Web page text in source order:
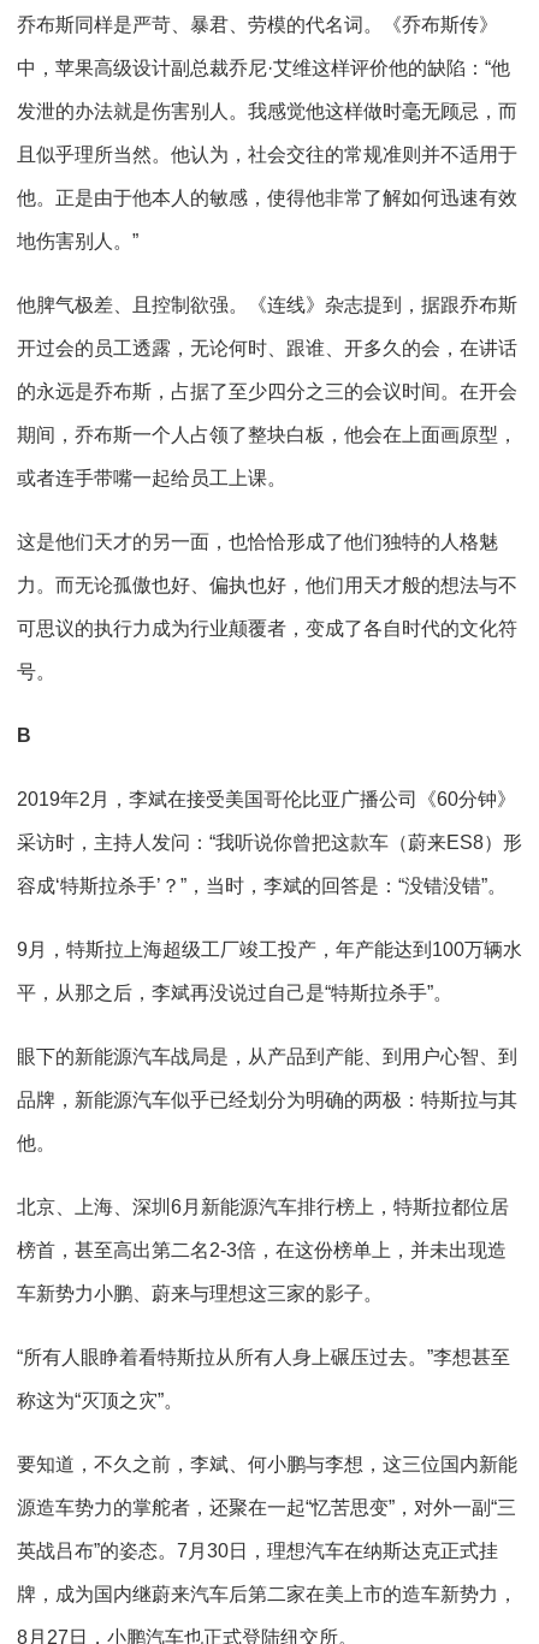
乔布斯同样是严苛、暴君、劳模的代名词。《乔布斯传》
中，苹果高级设计副总裁乔尼·艾维这样评价他的缺陷：“他
发泄的办法就是伤害别人。我感觉他这样做时毫无顾忌，而
且似乎理所当然。他认为，社会交往的常规准则并不适用于
他。正是由于他本人的敏感，使得他非常了解如何迅速有效
地伤害别人。”
他脾气极差、且控制欲强。《连线》杂志提到，据跟乔布斯
开过会的员工透露，无论何时、跟谁、开多久的会，在讲话
的永远是乔布斯，占据了至少四分之三的会议时间。在开会
期间，乔布斯一个人占领了整块白板，他会在上面画原型，
或者连手带嘴一起给员工上课。
这是他们天才的另一面，也恰恰形成了他们独特的人格魅
力。而无论孤傲也好、偏执也好，他们用天才般的想法与不
可思议的执行力成为行业颠覆者，变成了各自时代的文化符
号。
B
2019年2月，李斌在接受美国哥伦比亚广播公司《60分钟》
采访时，主持人发问：“我听说你曾把这款车（蔚来ES8）形
容成‘特斯拉杀手’？”，当时，李斌的回答是：“没错没错”。
9月，特斯拉上海超级工厂竣工投产，年产能达到100万辆水
平，从那之后，李斌再没说过自己是“特斯拉杀手”。
眼下的新能源汽车战局是，从产品到产能、到用户心智、到
品牌，新能源汽车似乎已经划分为明确的两极：特斯拉与其
他。
北京、上海、深圳6月新能源汽车排行榜上，特斯拉都位居
榜首，甚至高出第二名2-3倍，在这份榜单上，并未出现造
车新势力小鹏、蔚来与理想这三家的影子。
“所有人眼睁着看特斯拉从所有人身上碾压过去。”李想甚至
称这为“灭顶之灾”。
要知道，不久之前，李斌、何小鹏与李想，这三位国内新能
源造车势力的掌舵者，还聚在一起“忆苦思变”，对外一副“三
英战吕布”的姿态。7月30日，理想汽车在纳斯达克正式挂
牌，成为国内继蔚来汽车后第二家在美上市的造车新势力，
8月27日，小鹏汽车也正式登陆纽交所。